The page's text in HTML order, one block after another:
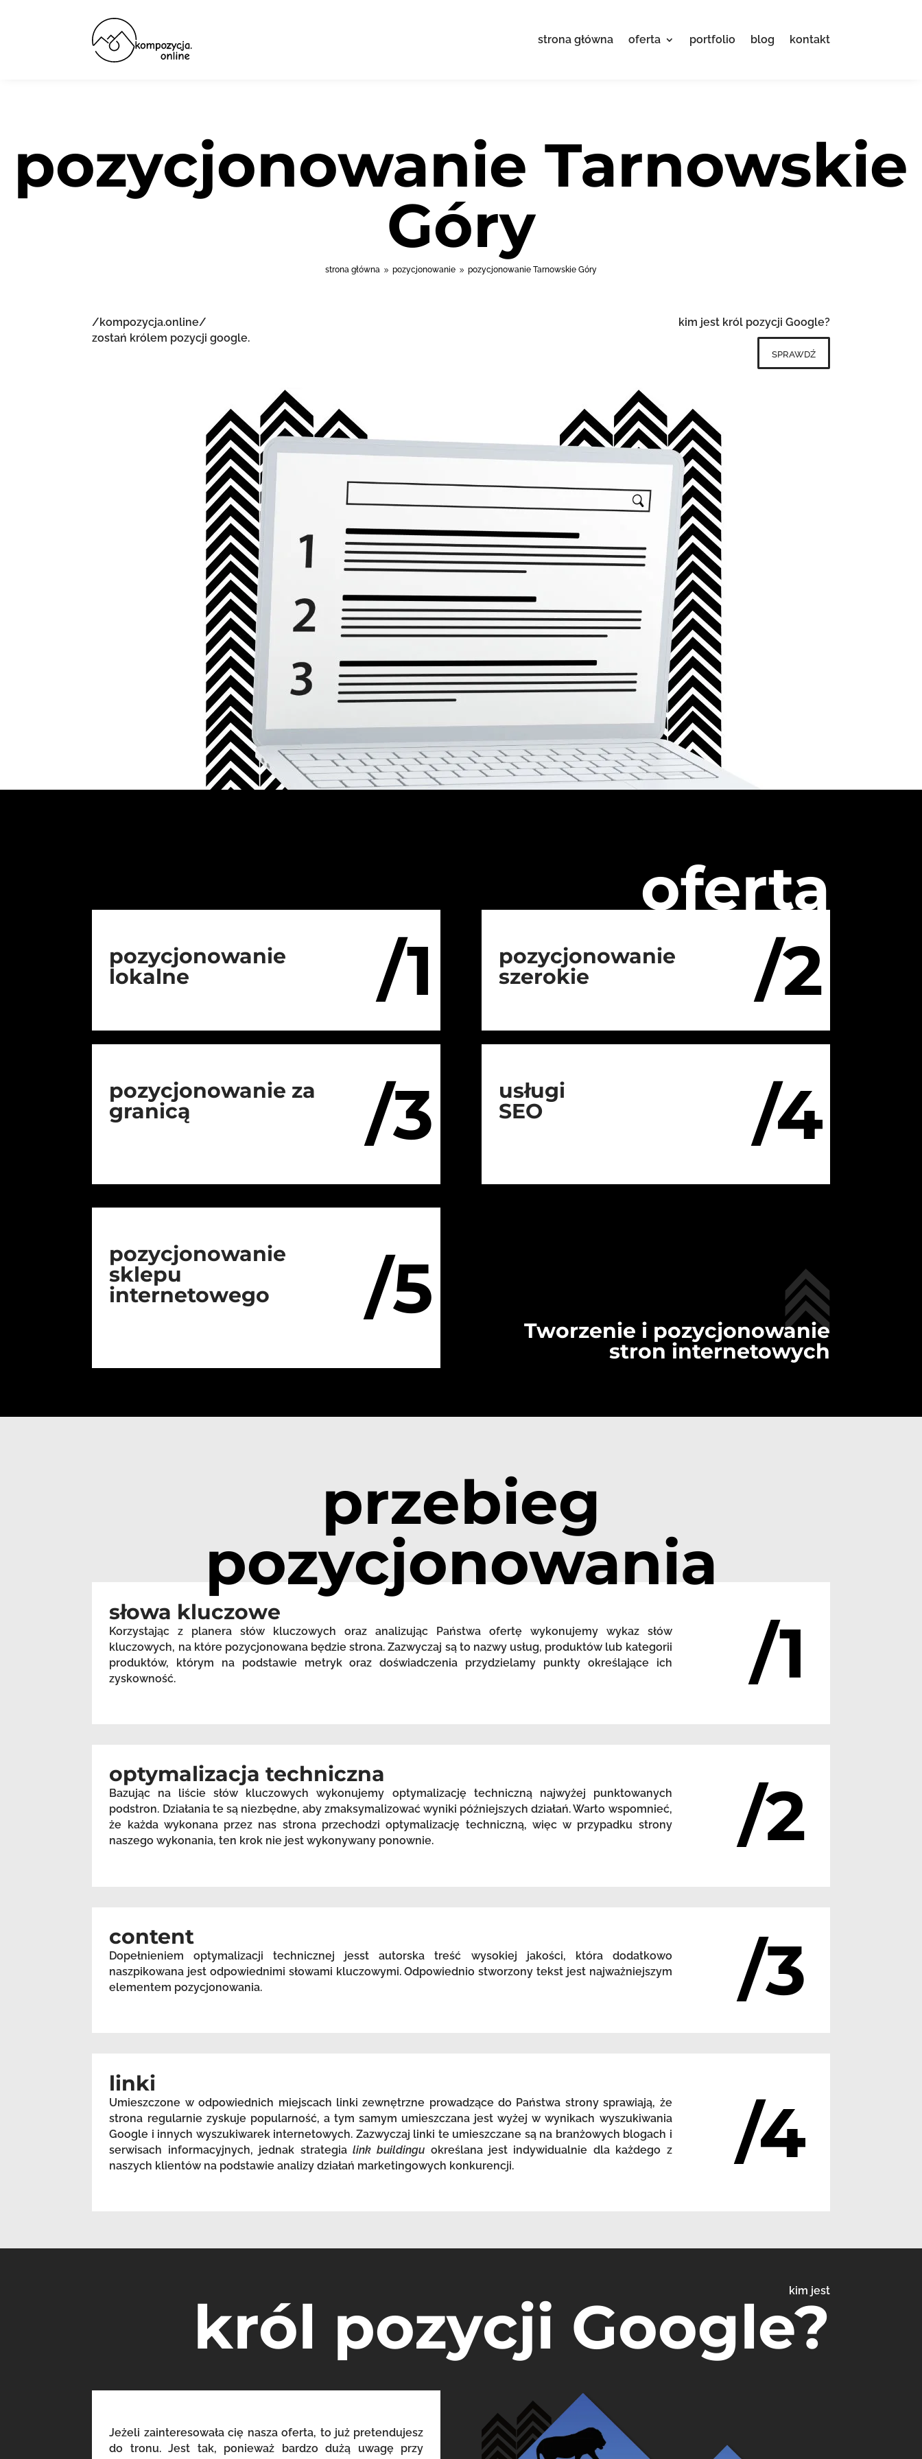
strona główna oferta portfolio blog kontakt
pozycjonowanie Tarnowskie
Góry
strona główna 9 pozycjonowanie 9 pozycjonowanie Tarnowskie Góry
/kompozycja.online/
zostań królem pozycji google.
kim jest król pozycji Google?
sprawdź
oferta
/1
pozycjonowanie
lokalne
/2
pozycjonowanie
szerokie
/3
pozycjonowanie za
granicą
/4
usługi
SEO
/5
pozycjonowanie
sklepu
internetowego
Tworzenie i pozycjonowanie
stron internetowych
przebieg
pozycjonowania
słowa kluczowe
Korzystając z planera słów kluczowych oraz analizując Państwa ofertę wykonujemy wykaz słów
kluczowych, na które pozycjonowana będzie strona. Zazwyczaj są to nazwy usług, produktów lub kategorii
produktów, którym na podstawie metryk oraz doświadczenia przydzielamy punkty określające ich
zyskowność.
/1
optymalizacja techniczna
Bazując na liście słów kluczowych wykonujemy optymalizację techniczną najwyżej punktowanych
podstron. Działania te są niezbędne, aby zmaksymalizować wyniki późniejszych działań. Warto wspomnieć,
że każda wykonana przez nas strona przechodzi optymalizację techniczną, więc w przypadku strony
naszego wykonania, ten krok nie jest wykonywany ponownie.
/2
content
Dopełnieniem optymalizacji technicznej jesst autorska treść wysokiej jakości, która dodatkowo
naszpikowana jest odpowiednimi słowami kluczowymi. Odpowiednio stworzony tekst jest najważniejszym
elementem pozycjonowania.
/3
linki
Umieszczone w odpowiednich miejscach linki zewnętrzne prowadzące do Państwa strony sprawiają, że
strona regularnie zyskuje popularność, a tym samym umieszczana jest wyżej w wynikach wyszukiwania
Google i innych wyszukiwarek internetowych. Zazwyczaj linki te umieszczane są na branżowych blogach i
serwisach informacyjnych, jednak strategia link buildingu określana jest indywidualnie dla każdego z
naszych klientów na podstawie analizy działań marketingowych konkurencji.
/4
kim jest
król pozycji Google?
Jeżeli zainteresowała cię nasza oferta, to już pretendujesz
do tronu. Jest tak, ponieważ bardzo dużą uwagę przy